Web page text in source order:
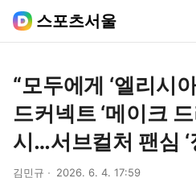
스포츠서울
“모두에게 ‘엘리시
드커넥트 ‘메이크
시…서브컬처 팬심 ‘
김민규 2026. 6. 4. 17:59